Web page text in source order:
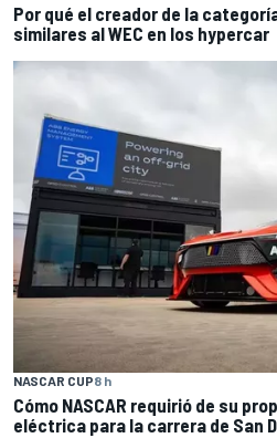
Por qué el creador de la
similares al WEC en los hypercar
NASCAR CUP8 h
Cómo NASCAR requirió de su
eléctrica para la carrera de San